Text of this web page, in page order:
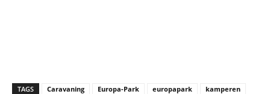
TAGS Caravaning Europa-Park europapark kamperen